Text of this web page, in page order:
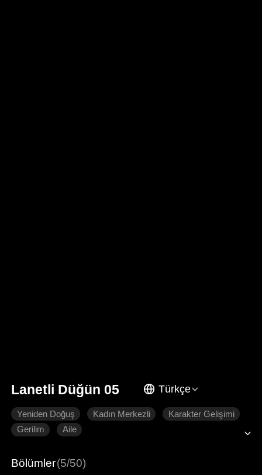
Lanetli Düğün 05 Türkçe
Yeniden Doğuş Kadın Merkezli
Karakter Gelişimi
Gerilim
Aile
Bölümler(5/50)